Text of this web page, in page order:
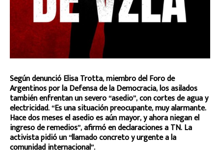
Según denunció Elisa Trotta, miembro del Foro de
Argentinos por la Defensa de la Democracia, los asilados
también enfrentan un severo “asedio”, con cortes de agua y
electricidad. “Es una situación preocupante, muy alarmante.
Hace dos meses el asedio es aún mayor, y ahora niegan el
ingreso de remedios”, afirmó en declaraciones a TN. La
activista pidió un “llamado concreto y urgente a la
comunidad internacional”.